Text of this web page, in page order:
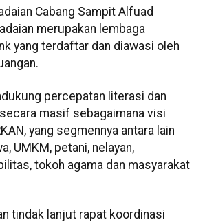
Cabang Sampit Alfuad
merupakan lembaga
yang terdaftar dan diawasi oleh
percepatan literasi dan
masif sebagaimana visi
yang segmennya antara lain
UMKM, petani, nelayan,
tokoh agama dan masyarakat
tindak lanjut rapat koordinasi